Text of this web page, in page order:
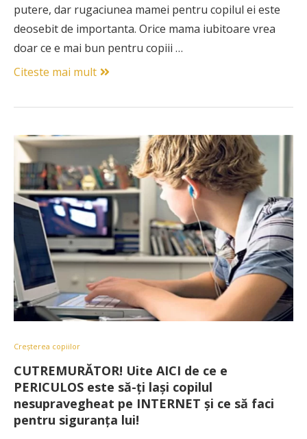
putere, dar rugaciunea mamei pentru copilul ei este
deosebit de importanta. Orice mama iubitoare vrea
doar ce e mai bun pentru copiii …
Citeste mai mult
Creșterea copiilor
CUTREMURĂTOR! Uite AICI de ce e
PERICULOS este să-ți lași copilul
nesupravegheat pe INTERNET și ce să faci
pentru siguranța lui!